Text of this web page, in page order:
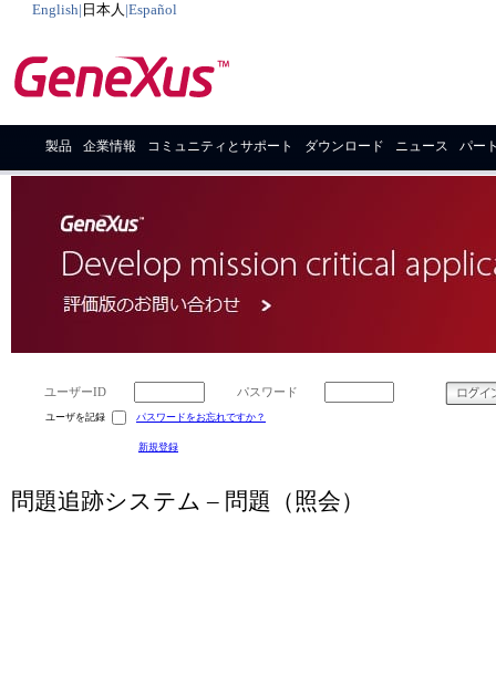
English| 日本人 |Español
製品 企業情報 コミュニティとサポート ダウンロード ニュース パー
ユーザーID パスワード
ユーザを記録 パスワードをお忘れですか？
新規登録
問題追跡システム – 問題（照会）